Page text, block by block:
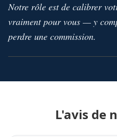
Notre rôle est de calibrer
vraiment pour vous — y
perdre une commission.
L'avis de